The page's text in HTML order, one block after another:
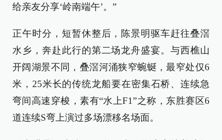
给亲友分享‘岭南端午’。”
正午时分，短暂休整后，陈景明驱车赶往叠滘
水乡，奔赴此行的第二场龙舟盛宴。与西樵山
开阔湖景不同，叠滘河涌狭窄蜿蜒，最窄处仅6
米，25米长的传统龙船要在密集石桥、连续急
弯间高速穿梭，素有“水上F1”之称，东胜赛区6
道连续S弯上演过多场漂移名场面。